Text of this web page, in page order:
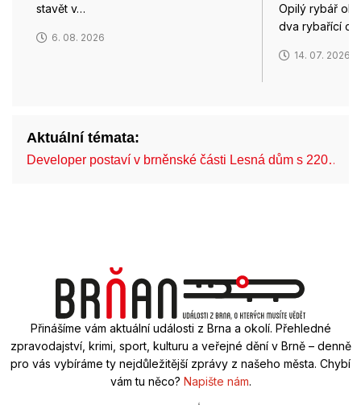
stavět v…
6. 08. 2026
Opilý rybář
dva rybařící
14. 07. 2026
Aktuální témata:
Developer postaví v brněnské části Lesná dům s 220…
Přinášíme vám aktuální události z Brna a okolí. Přehledné
zpravodajství, krimi, sport, kulturu a veřejné dění v Brně – denně
pro vás vybíráme ty nejdůležitější zprávy z našeho města. Chybí
vám tu něco? Napište nám.